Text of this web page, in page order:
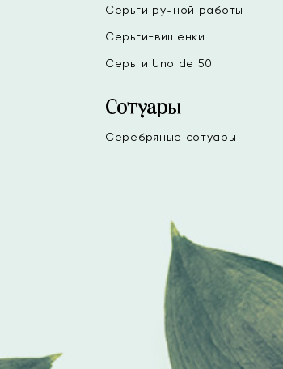
Серьги ручной работы
Серьги-вишенки
Серьги Uno de 50
Сотуары
Серебряные сотуары